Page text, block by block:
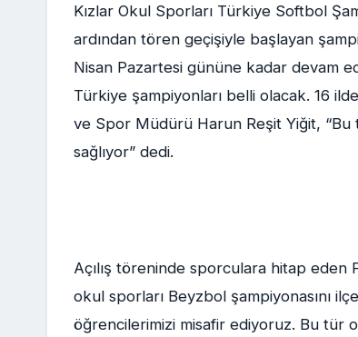
Kızlar Okul Sporları Türkiye Softbol
ardından tören geçişiyle başlayan
Nisan Pazartesi gününe kadar devam
Türkiye şampiyonları belli olacak. 16
ve Spor Müdürü Harun Reşit Yiğit, “Bu
sağlıyor” dedi.
Açılış töreninde sporculara hitap
okul sporları Beyzbol şampiyonasını
öğrencilerimizi misafir ediyoruz. Bu tür